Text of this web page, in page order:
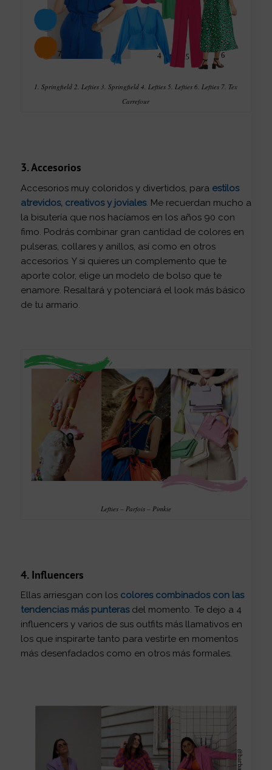
1. Springfield 2. Lefties 3. Springfield 4. Lefties 5. Lefties 6. Lefties 7. Tex
Carrefour
3. Accesorios
Accesorios muy coloridos y divertidos, para estilos
atrevidos, creativos y joviales. Me recuerdan mucho a
la bisutería que nos hacíamos en los años 90 con
fimo. Podrás combinar gran cantidad de colores en
pulseras, collares y anillos, así como en otros
accesorios. Y si quieres un complemento que te
aporte color, elige un modelo de bolso que te
enamore. Resaltará y potenciará el look más básico
de tu armario.
Lefties – Parfois – Pimkie
4. Influencers
Ellas arriesgan con los colores combinados con las
tendencias más punteras del momento. Te dejo a 4
influencers y varios de sus outfits más llamativos en
los que inspirarte tanto para vestirte en momentos
más desenfadados como en otros más formales.